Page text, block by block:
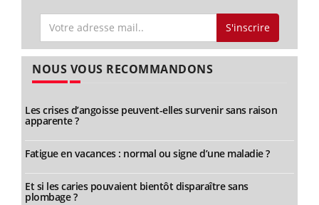
S'inscrire
NOUS VOUS RECOMMANDONS
Les crises d’angoisse peuvent-elles survenir sans raison
apparente ?
Fatigue en vacances : normal ou signe d’une maladie ?
Et si les caries pouvaient bientôt disparaître sans
plombage ?